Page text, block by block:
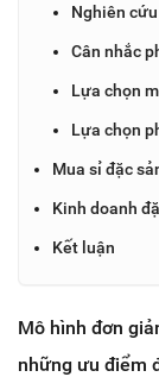
Nghiên
Cân nhắc
Lựa chọn
Lựa chọn
Mua sỉ đặc
Kinh doanh
Kết luận
Mô hình đơn
những ưu điểm